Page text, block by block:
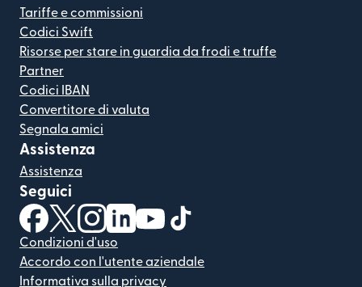
Tariffe e commissioni
Codici Swift
Risorse per stare in guardia da frodi e truffe
Partner
Codici IBAN
Convertitore di valuta
Segnala amici
Assistenza
Assistenza
Seguici
(si apre in una nuova finestra)
(si apre in una nuova finestra)
(si apre in una nuova finestra)
(si apre in una nuova finestra)
(si apre in una nuova finestra)
Condizioni d'uso
Accordo con l'utente aziendale
Informativa sulla privacy